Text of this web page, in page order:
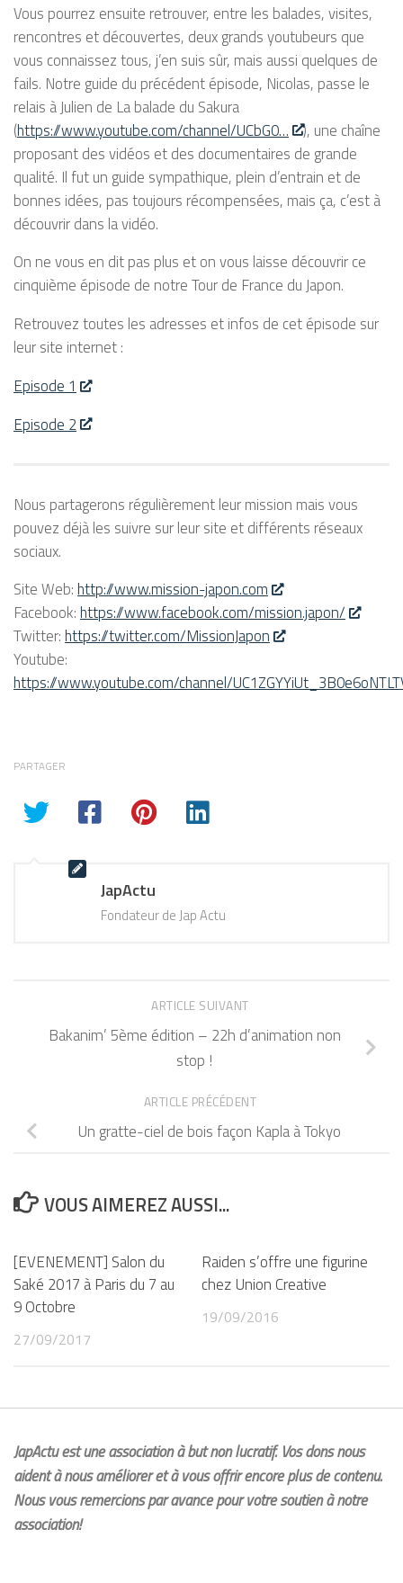
Vous pourrez ensuite retrouver, entre les balades, visites,
rencontres et découvertes, deux grands youtubeurs que
vous connaissez tous, j’en suis sûr, mais aussi quelques de
fails. Notre guide du précédent épisode, Nicolas, passe le
relais à Julien de La balade du Sakura
(https://www.youtube.com/channel/UCbG0…
), une chaîne
proposant des vidéos et des documentaires de grande
qualité. Il fut un guide sympathique, plein d’entrain et de
bonnes idées, pas toujours récompensées, mais ça, c’est à
découvrir dans la vidéo.
On ne vous en dit pas plus et on vous laisse découvrir ce
cinquième épisode de notre Tour de France du Japon.
Retrouvez toutes les adresses et infos de cet épisode sur
leur site internet :
Episode 1
Episode 2
Nous partagerons régulièrement leur mission mais vous
pouvez déjà les suivre sur leur site et différents réseaux
sociaux.
Site Web: http://www.mission-japon.com
Facebook: https://www.facebook.com/mission.japon/
Twitter: https://twitter.com/MissionJapon
Youtube:
https://www.youtube.com/channel/
PARTAGER
JapActu
Fondateur de Jap Actu
ARTICLE SUIVANT
Bakanim’ 5ème édition – 22h d’animation non
stop !
ARTICLE PRÉCÉDENT
Un gratte-ciel de bois façon Kapla à Tokyo
VOUS AIMEREZ AUSSI...
[EVENEMENT] Salon du
Saké 2017 à Paris du 7 au
9 Octobre
27/09/2017
Raiden s’offre une figurine
chez Union Creative
19/09/2016
JapActu est une association à but non lucratif. Vos dons nous
aident à nous améliorer et à vous offrir encore plus de contenu.
Nous vous remercions par avance pour votre soutien à notre
association!